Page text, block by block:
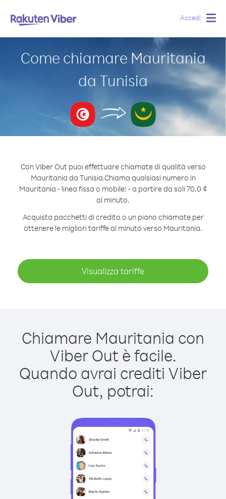
Accedi
Come chiamare Mauritania
da Tunisia
Con Viber Out puoi effettuare chiamate di qualità verso
Mauritania da Tunisia.Chiama qualsiasi numero in
Mauritania - linea fissa o mobile! - a partire da soli 70.0 ¢
al minuto.
Acquista pacchetti di credito o un piano chiamate per
ottenere le migliori tariffe al minuto verso Mauritania.
Visualizza tariffe
Chiamare Mauritania con
Viber Out è facile.
Quando avrai crediti Viber
Out, potrai: